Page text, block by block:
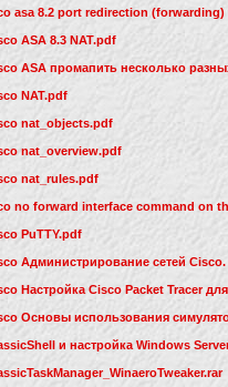
asa 8.2 port redirection
ASA 8.3 NAT.pdf
ASA промапить несколько
NAT.pdf
nat_objects.pdf
nat_overview.pdf
nat_rules.pdf
no forward interface command on
PuTTY.pdf
Администрирование сетей
Настройка Cisco Packet Tracer
Основы использования
и настройка Windows